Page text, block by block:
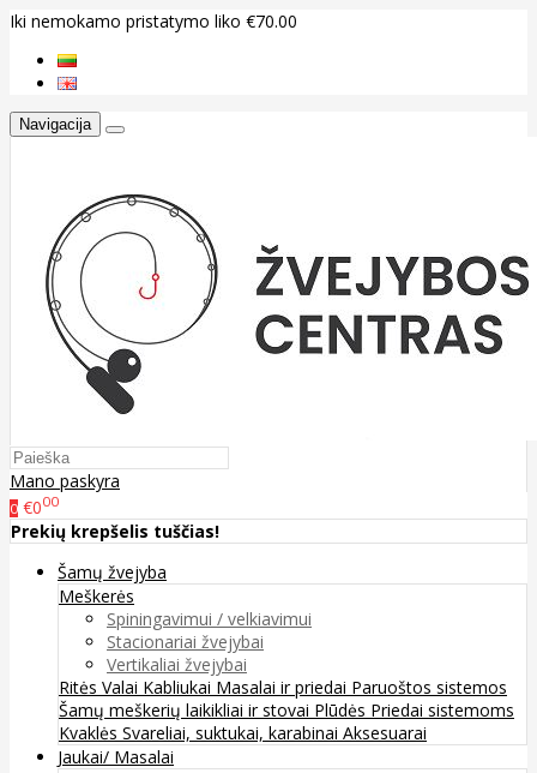
Iki nemokamo pristatymo liko €70.00
Navigacija
Mano paskyra
0 €000
Prekių krepšelis tuščias!
Šamų žvejyba
Meškerės
Spiningavimui / velkiavimui
Stacionariai žvejybai
Vertikaliai žvejybai
Ritės Valai Kabliukai Masalai ir priedai Paruoštos sistemos
Šamų meškerių laikikliai ir stovai Plūdės Priedai sistemoms
Kvaklės Svareliai, suktukai, karabinai Aksesuarai
Jaukai/ Masalai